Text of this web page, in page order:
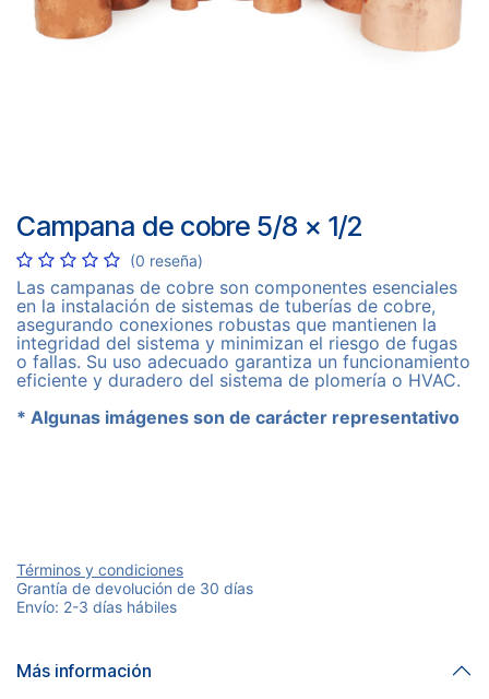
Campana de cobre 5/8 x 1/2
(0 reseña)
Las campanas de cobre son componentes esenciales
en la instalación de sistemas de tuberías de cobre,
asegurando conexiones robustas que mantienen la
integridad del sistema y minimizan el riesgo de fugas
o fallas. Su uso adecuado garantiza un funcionamiento
eficiente y duradero del sistema de plomería o HVAC.
* Algunas imágenes son de carácter representativo
Términos y condiciones
Grantía de devolución de 30 días
Envío: 2-3 días hábiles
Más información